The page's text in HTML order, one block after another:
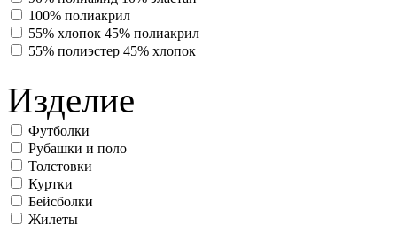
100% полиакрил
55% хлопок 45% полиакрил
55% полиэстер 45% хлопок
Изделие
Футболки
Рубашки и поло
Толстовки
Куртки
Бейсболки
Жилеты